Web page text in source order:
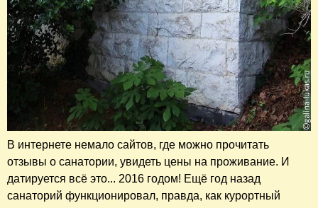
В интернете немало сайтов, где можно прочитать
отзывы о санатории, увидеть цены на проживание. И
датируется всё это... 2016 годом! Ещё год назад
санаторий функционировал, правда, как курортный